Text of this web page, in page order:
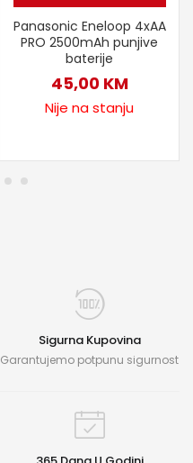
Panasonic Eneloop 4xAA
PRO 2500mAh punjive
baterije
45,00 KM
Nije na stanju
Sigurna Kupovina
Garantujemo potpunu sigurnost